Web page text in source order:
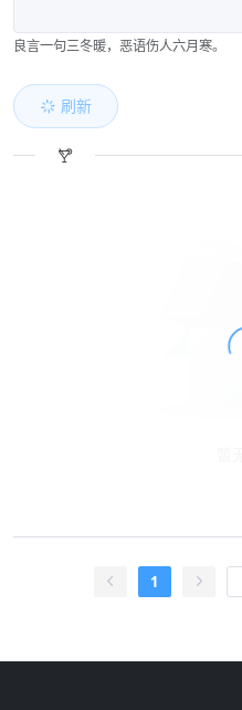
良言一句三冬暖，恶语伤人六月寒。
刷新
1